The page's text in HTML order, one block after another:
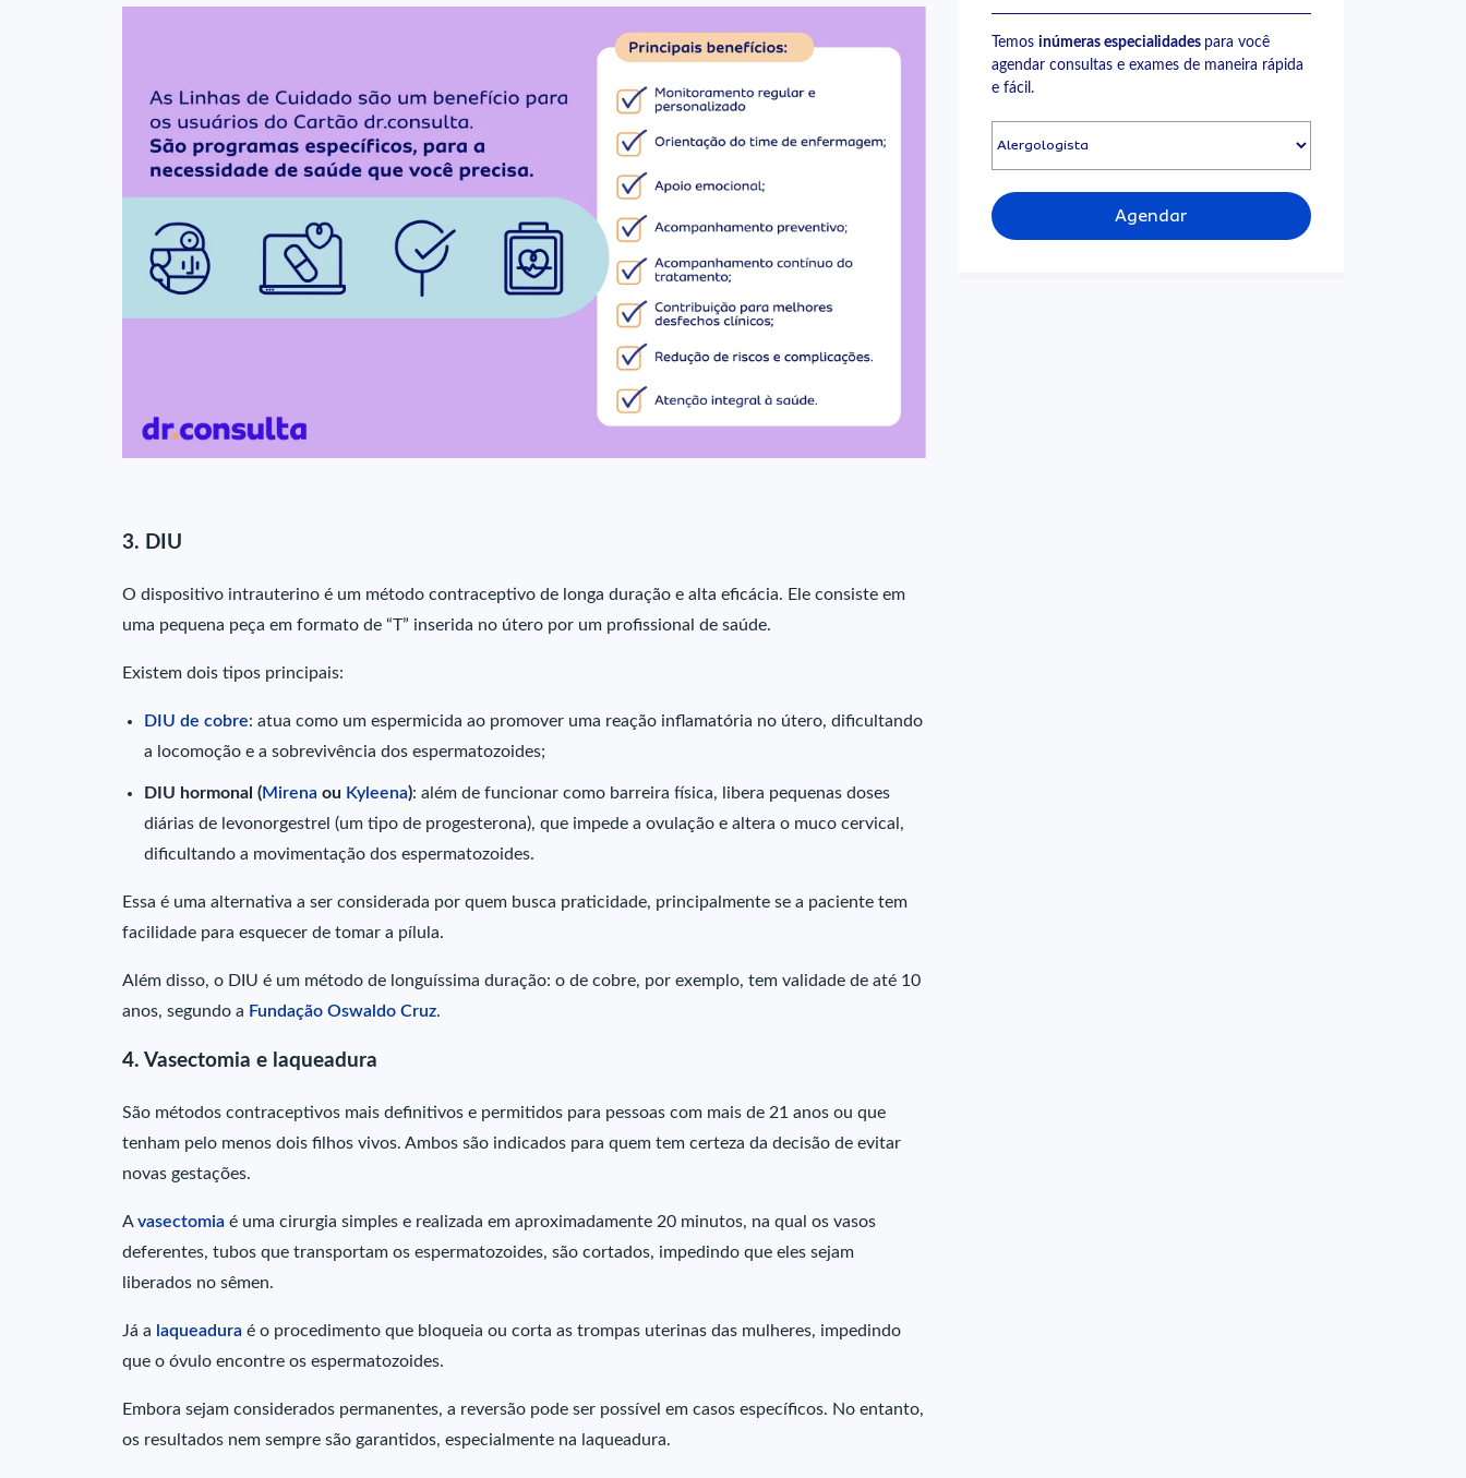
3. DIU
O dispositivo intrauterino é um método contraceptivo de longa duração e alta eficácia. Ele consiste em
uma pequena peça em formato de “T” inserida no útero por um profissional de saúde.
Existem dois tipos principais:
DIU de cobre: atua como um espermicida ao promover uma reação inflamatória no útero, dificultando
a locomoção e a sobrevivência dos espermatozoides;
DIU hormonal (Mirena ou Kyleena): além de funcionar como barreira física, libera pequenas doses
diárias de levonorgestrel (um tipo de progesterona), que impede a ovulação e altera o muco cervical,
dificultando a movimentação dos espermatozoides.
Essa é uma alternativa a ser considerada por quem busca praticidade, principalmente se a paciente tem
facilidade para esquecer de tomar a pílula.
Além disso, o DIU é um método de longuíssima duração: o de cobre, por exemplo, tem validade de até 10
anos, segundo a Fundação Oswaldo Cruz.
4. Vasectomia e laqueadura
São métodos contraceptivos mais definitivos e permitidos para pessoas com mais de 21 anos ou que
tenham pelo menos dois filhos vivos. Ambos são indicados para quem tem certeza da decisão de evitar
novas gestações.
Avasectomia é uma cirurgia simples e realizada em aproximadamente 20 minutos, na qual os vasos
deferentes, tubos que transportam os espermatozoides, são cortados, impedindo que eles sejam
liberados no sêmen.
Já a laqueadura é o procedimento que bloqueia ou corta as trompas uterinas das mulheres, impedindo
que o óvulo encontre os espermatozoides.
Embora sejam considerados permanentes, a reversão pode ser possível em casos específicos. No entanto,
os resultados nem sempre são garantidos, especialmente na laqueadura.
Temos inúmeras especialidades para você
agendar consultas e exames de maneira rápida
e fácil.
Agendar